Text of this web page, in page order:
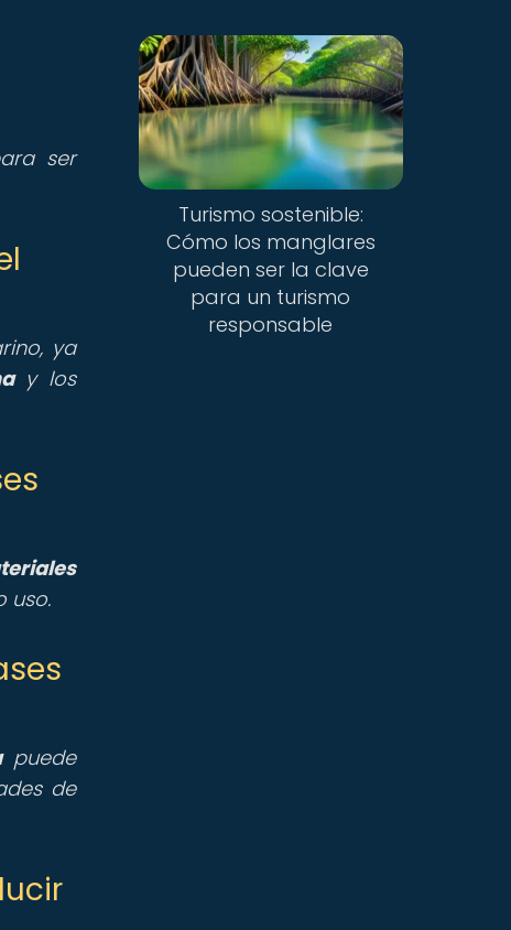
ser
ya
y los
uso.
puede
de
Turismo sostenible:
Cómo los manglares
pueden ser la clave
para un turismo
responsable